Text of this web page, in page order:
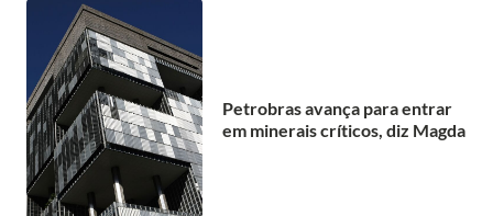
Petrobras avança para entrar
em minerais críticos, diz Magda